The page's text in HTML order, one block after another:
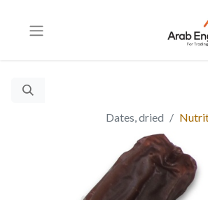
Dates, dried